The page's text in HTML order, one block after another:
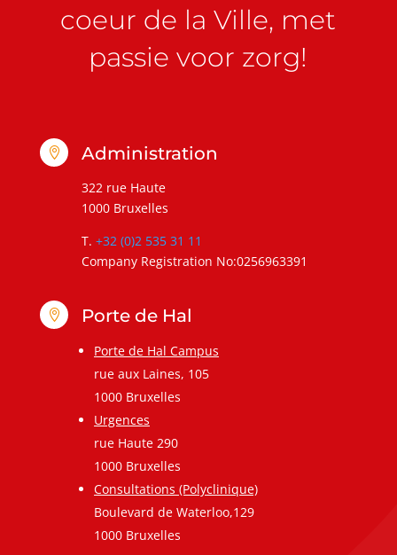
coeur de la Ville, met
passie voor zorg!
 Administration
322 rue Haute
1000 Bruxelles
T. +32 (0)2 535 31 11
Company Registration No:0256963391
 Porte de Hal
Porte de Hal Campus
rue aux Laines, 105
1000 Bruxelles
Urgences
rue Haute 290
1000 Bruxelles
Consultations (Polyclinique)
Boulevard de Waterloo,129
1000 Bruxelles